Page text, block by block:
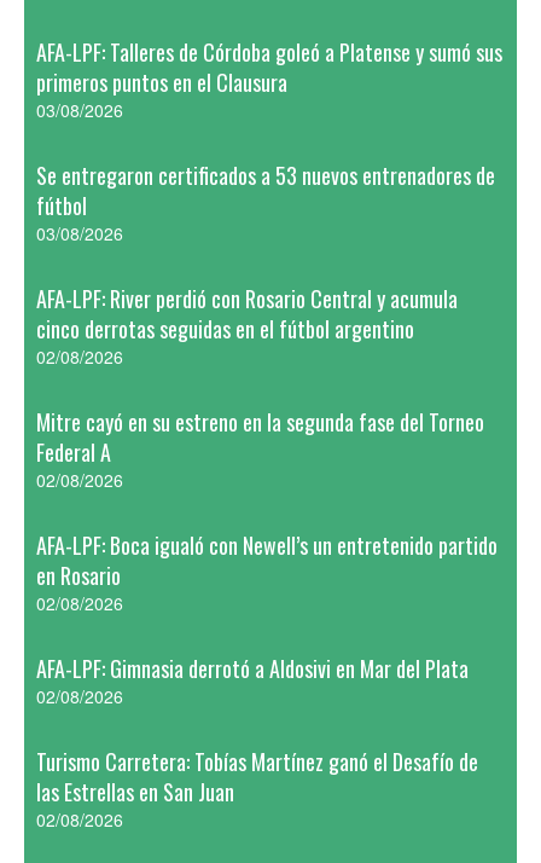
AFA-LPF: Talleres de Córdoba goleó a Platense y sumó sus
primeros puntos en el Clausura
03/08/2026
Se entregaron certificados a 53 nuevos entrenadores de
fútbol
03/08/2026
AFA-LPF: River perdió con Rosario Central y acumula
cinco derrotas seguidas en el fútbol argentino
02/08/2026
Mitre cayó en su estreno en la segunda fase del Torneo
Federal A
02/08/2026
AFA-LPF: Boca igualó con Newell’s un entretenido partido
en Rosario
02/08/2026
AFA-LPF: Gimnasia derrotó a Aldosivi en Mar del Plata
02/08/2026
Turismo Carretera: Tobías Martínez ganó el Desafío de
las Estrellas en San Juan
02/08/2026